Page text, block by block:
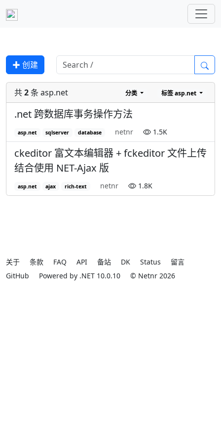
✚ 创建
共2条 asp.net 分类 标签asp.net
.net 跨数据库事务操作方法
asp.net sqlserver database netnr 1.5K
ckeditor 富文本编辑器 + fckeditor 文件上传
结合使用 NET-Ajax 版
asp.net ajax rich-text netnr 1.8K
关于 条款 FAQ API 备站 DK Status
留言
GitHub
Powered by .NET 10.0.10 © Netnr 2026